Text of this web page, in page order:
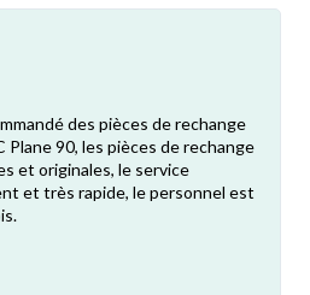
des pièces de rechange
Plane 90, les pièces de rechange
et originales, le service
et très rapide, le personnel est